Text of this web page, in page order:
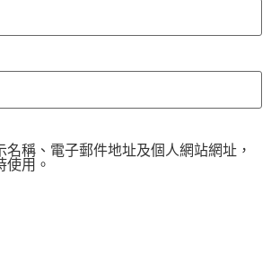
名稱、電子郵件地址及個人網站網址，
使用。